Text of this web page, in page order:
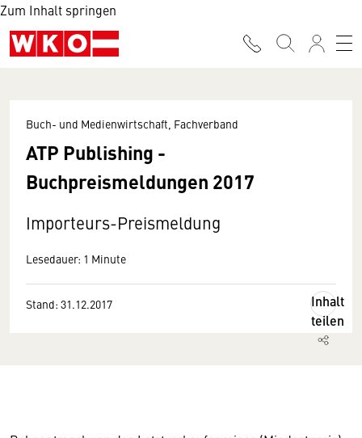
Zum Inhalt springen
Buch- und Medienwirtschaft, Fachverband
ATP Publishing -
Buchpreismeldungen 2017
Importeurs-Preismeldung
Lesedauer: 1 Minute
Stand: 31.12.2017
Inhalt
teilen